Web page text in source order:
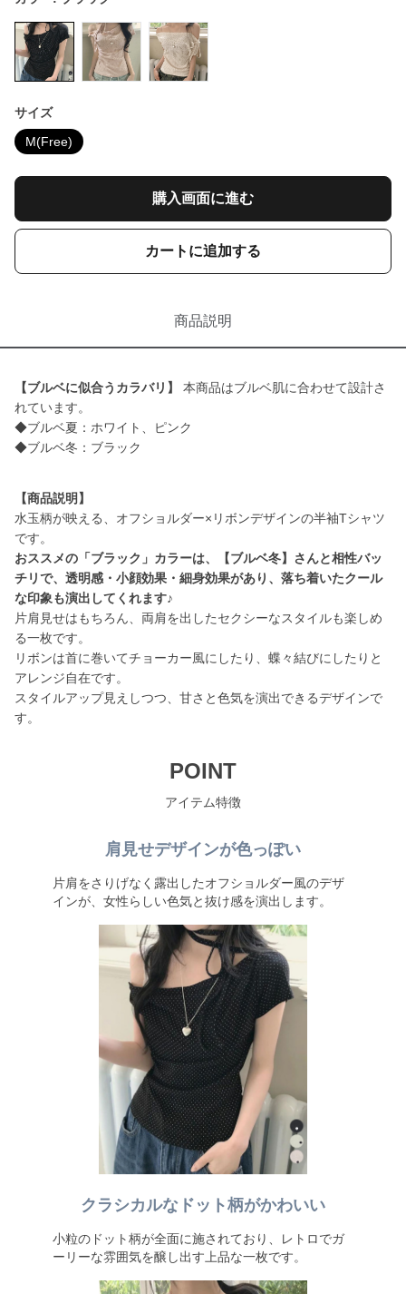
サイズ
M(Free)
購入画面に進む
カートに追加する
商品説明
【ブルベに似合うカラバリ】
本商品はブルベ肌に合わせて設計さ
れています。
◆ブルベ夏：ホワイト、ピンク
◆ブルベ冬：ブラック
【商品説明】
水玉柄が映える、オフショルダー×リボンデザインの半袖Tシャツ
おススメの「ブラック」カラーは、【ブルベ冬】さんと相性バッ
チリで、透明感・小顔効果・細身効果があり、落ち着いたクール
な印象も演出してくれます♪
片肩見せはもちろん、両肩を出したセクシーなスタイルも楽しめ
る一枚です。
リボンは首に巻いてチョーカー風にしたり、蝶々結びにしたりと
アレンジ自在です。
スタイルアップ見えしつつ、甘さと色気を演出できるデザインで
す。
POINT
アイテム特徴
肩見せデザインが色っぽい
片肩をさりげなく露出したオフショルダー風のデザ
インが、女性らしい色気と抜け感を演出します。
クラシカルなドット柄がかわいい
小粒のドット柄が全面に施されており、レトロでガ
ーリーな雰囲気を醸し出す上品な一枚です。